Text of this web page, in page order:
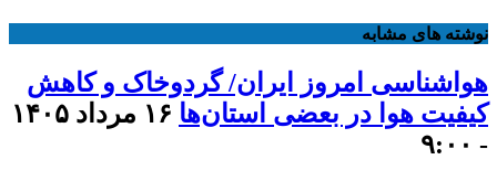
نوشته های مشابه
هواشناسی امروز ایران/ گردوخاک و کاهش
کیفیت هوا در بعضی استان‌ها
۱۶ مرداد ۱۴۰۵
- ۹:۰۰